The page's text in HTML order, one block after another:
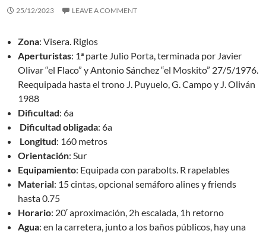
25/12/2023 LEAVE A COMMENT
Zona: Visera. Riglos
Aperturistas: 1ª parte Julio Porta, terminada por Javier
Olivar “el Flaco” y Antonio Sánchez “el Moskito” 27/5/1976.
Reequipada hasta el trono J. Puyuelo, G. Campo y J. Oliván
1988
Dificultad: 6a
Dificultad obligada: 6a
Longitud: 160 metros
Orientación: Sur
Equipamiento: Equipada con parabolts. R rapelables
Material: 15 cintas, opcional semáforo alines y friends
hasta 0.75
Horario: 20′ aproximación, 2h escalada, 1h retorno
Agua: en la carretera, junto a los baños públicos, hay una